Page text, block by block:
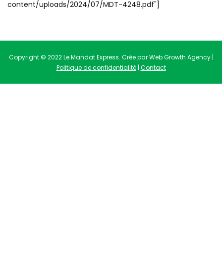
content/uploads/2024/07/MDT-4248.pdf"]
Copyright © 2022 Le Mandat Express. Crée par Web Growth Agency |
Politique de confidentialité| Contact